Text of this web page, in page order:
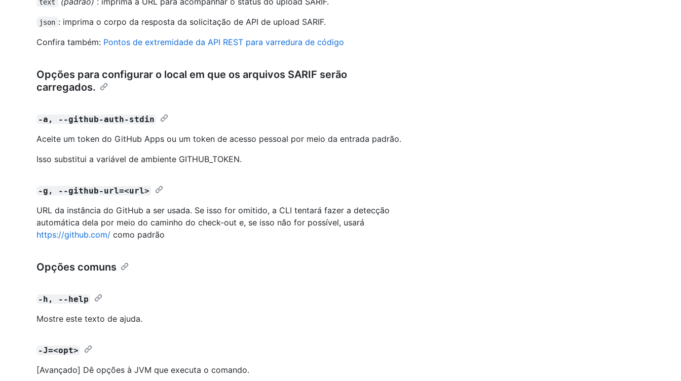
text
json : imprima o corpo da resposta da solicitação de API de upload SARIF.
Confira também: Pontos de extremidade da API REST para varredura de código
Opções para configurar o local em que os arquivos SARIF serão
carregados.
-a, --github-auth-stdin
Aceite um token do GitHub Apps ou um token de acesso pessoal por meio da entrada padrão.
Isso substitui a variável de ambiente GITHUB_TOKEN.
-g, --github-url=<url>
URL da instância do GitHub a ser usada. Se isso for omitido, a CLI tentará fazer a detecção
automática dela por meio do caminho do check-out e, se isso não for possível, usará
https://github.com/ como padrão
Opções comuns
-h, --help
Mostre este texto de ajuda.
-J=<opt>
[Avançado] Dê opções à JVM que executa o comando.